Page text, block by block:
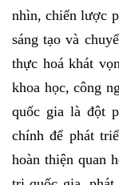
nhìn, chiến lược
sáng tạo và
thực hoá khát
khoa học, công
quốc gia là đột
chính để phát
hoàn thiện quan